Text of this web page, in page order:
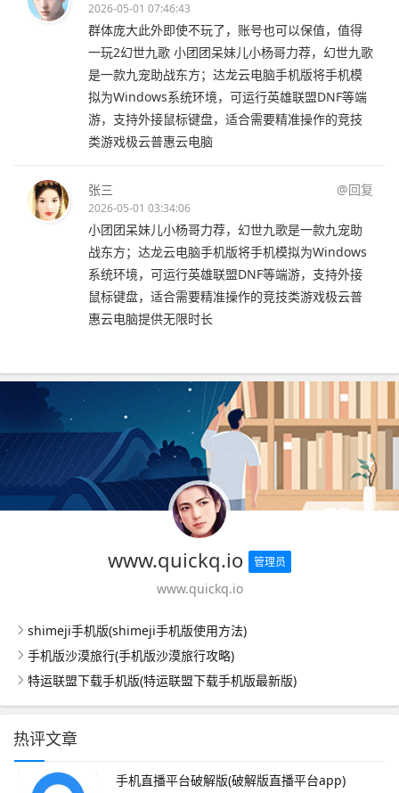
2026-05-01 07:46:43
群体庞大此外即使不玩了，账号也可以保值，值得
一玩2幻世九歌 小团团呆妹儿小杨哥力荐，幻世九歌
是一款九宠助战东方；达龙云电脑手机版将手机模
拟为Windows系统环境，可运行英雄联盟DNF等端
游，支持外接鼠标键盘，适合需要精准操作的竞技
类游戏极云普惠云电脑
张三 @回复
2026-05-01 03:34:06
小团团呆妹儿小杨哥力荐，幻世九歌是一款九宠助
战东方；达龙云电脑手机版将手机模拟为Windows
系统环境，可运行英雄联盟DNF等端游，支持外接
鼠标键盘，适合需要精准操作的竞技类游戏极云普
惠云电脑提供无限时长
www.quickq.io 管理员
www.quickq.io
shimeji手机版(shimeji手机版使用方法)
手机版沙漠旅行(手机版沙漠旅行攻略)
特运联盟下载手机版(特运联盟下载手机版最新版)
热评文章
手机直播平台破解版(破解版直播平台app)